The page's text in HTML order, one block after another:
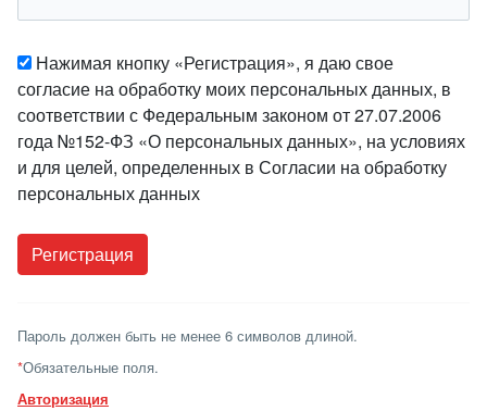
Нажимая кнопку «Регистрация», я даю свое
согласие на обработку моих персональных данных, в
соответствии с Федеральным законом от 27.07.2006
года №152-ФЗ «О персональных данных», на условиях
и для целей, определенных в Согласии на обработку
персональных данных
Пароль должен быть не менее 6 символов длиной.
*Обязательные поля.
Авторизация